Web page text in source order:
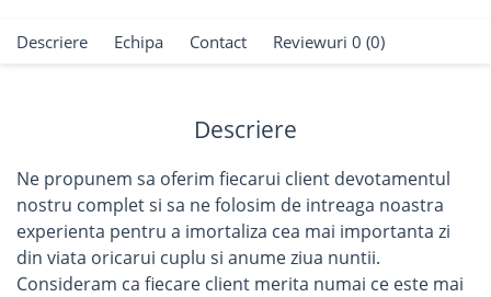
Descriere Echipa Contact Reviewuri 0 (0)
Descriere
Ne propunem sa oferim fiecarui client devotamentul
nostru complet si sa ne folosim de intreaga noastra
experienta pentru a imortaliza cea mai importanta zi
din viata oricarui cuplu si anume ziua nuntii.
Consideram ca fiecare client merita numai ce este mai